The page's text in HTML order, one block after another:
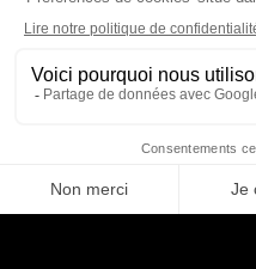
LA
peuvent pas
le contrôle de
électrique
Thibaud Carrai
Aug 5, 2026